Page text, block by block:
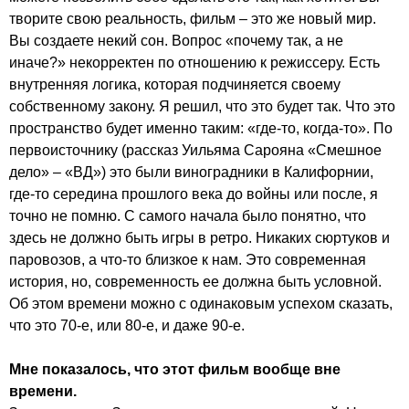
творите свою реальность, фильм – это же новый мир.
Вы создаете некий сон. Вопрос «почему так, а не
иначе?» некорректен по отношению к режиссеру. Есть
внутренняя логика, которая подчиняется своему
собственному закону. Я решил, что это будет так. Что это
пространство будет именно таким: «где-то, когда-то». По
первоисточнику (рассказ Уильяма Сарояна «Смешное
дело» – «ВД») это были виноградники в Калифорнии,
где-то середина прошлого века до войны или после, я
точно не помню. С самого начала было понятно, что
здесь не должно быть игры в ретро. Никаких сюртуков и
паровозов, а что-то близкое к нам. Это современная
история, но, современность ее должна быть условной.
Об этом времени можно с одинаковым успехом сказать,
что это 70-е, или 80-е, и даже 90-е.
Мне показалось, что этот фильм вообще вне
времени.